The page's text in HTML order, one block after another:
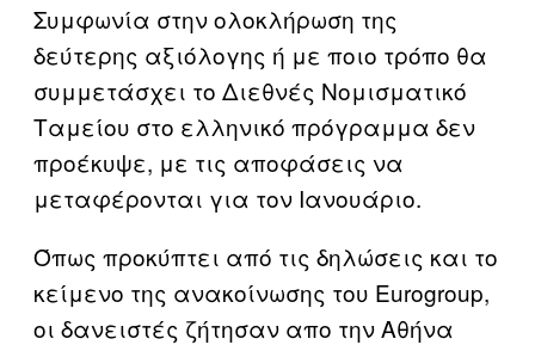
Συμφωνία στην ολοκλήρωση της
δεύτερης αξιόλογης ή με ποιο τρόπο θα
συμμετάσχει το Διεθνές Νομισματικό
Ταμείου στο ελληνικό πρόγραμμα δεν
προέκυψε, με τις αποφάσεις να
μεταφέρονται για τον Ιανουάριο.
Όπως προκύπτει από τις δηλώσεις και το
κείμενο της ανακοίνωσης του Eurogroup,
οι δανειστές ζήτησαν απο την Αθήνα